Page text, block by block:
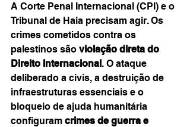
A Corte Penal Internacional (CPI) e o
Tribunal de Haia precisam agir. Os
crimes cometidos contra os
palestinos são violação direta do
Direito Internacional. O ataque
deliberado a civis, a destruição de
infraestruturas essenciais e o
bloqueio de ajuda humanitária
configuram crimes de guerra e